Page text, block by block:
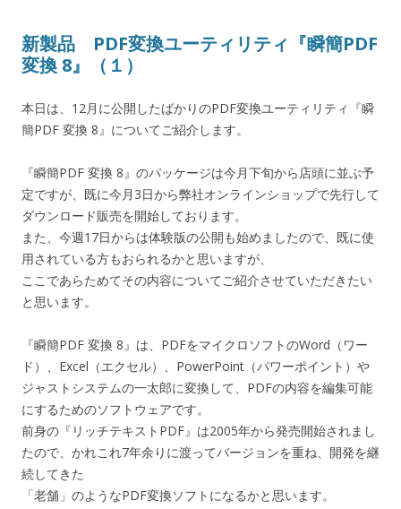
新製品 PDF変換ユーティリティ『瞬簡PDF
変換 8』（１）
本日は、12月に公開したばかりのPDF変換ユーティリティ『瞬
簡PDF 変換 8』についてご紹介します。
『瞬簡PDF 変換 8』のパッケージは今月下旬から店頭に並ぶ予
定ですが、既に今月3日から弊社オンラインショップで先行して
ダウンロード販売を開始しております。
また、今週17日からは体験版の公開も始めましたので、既に使
用されている方もおられるかと思いますが、
ここであらためてその内容についてご紹介させていただきたい
と思います。
『瞬簡PDF 変換 8』は、PDFをマイクロソフトのWord（ワー
ド）、Excel（エクセル）、PowerPoint（パワーポイント）や
ジャストシステムの一太郎に変換して、PDFの内容を編集可能
にするためのソフトウェアです。
前身の『リッチテキストPDF』は2005年から発売開始されまし
たので、かれこれ7年余りに渡ってバージョンを重ね、開発を継
続してきた
「老舗」のようなPDF変換ソフトになるかと思います。